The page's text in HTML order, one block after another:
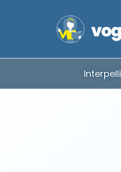
Interpelli